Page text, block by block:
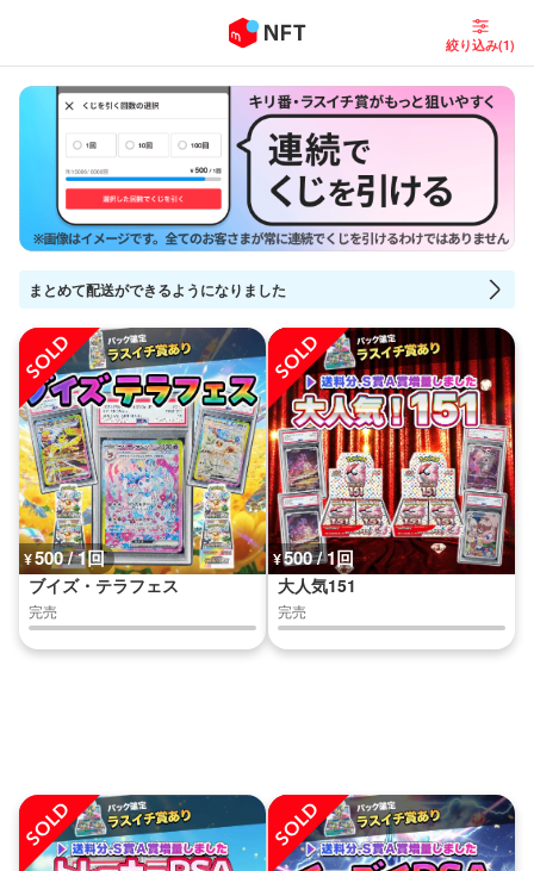
絞り込み(1)
まとめて配送ができるようになりました
¥500 / 1回
ブイズ・テラフェス
完売
¥500 / 1回
大人気151
完売